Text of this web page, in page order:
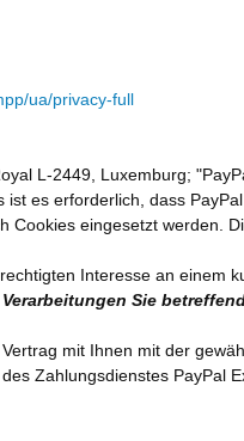
ua/privacy-full
L-2449, Luxemburg;
es erforderlich, dass
Cookies eingesetzt werden.
Interesse an einem
Sie
mit Ihnen mit der
Zahlungsdienstes PayPal